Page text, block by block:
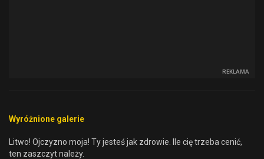
REKLAMA
Wyróżnione galerie
Litwo! Ojczyzno moja! Ty jesteś jak zdrowie. Ile cię trzeba cenić,
ten zaszczyt należy.